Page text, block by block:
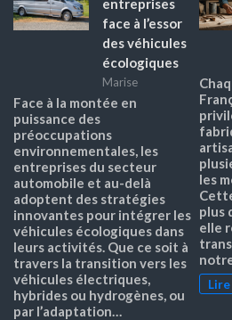
entreprises
face à l’essor
des véhicules
écologiques
Marise
Face à la montée en
puissance des
préoccupations
environnementales, les
entreprises du secteur
automobile et au-delà
adoptent des stratégies
innovantes pour intégrer les
véhicules écologiques dans
leurs activités. Que ce soit à
travers la transition vers les
véhicules électriques,
hybrides ou hydrogènes, ou
par l’adaptation…
les
plus
elle